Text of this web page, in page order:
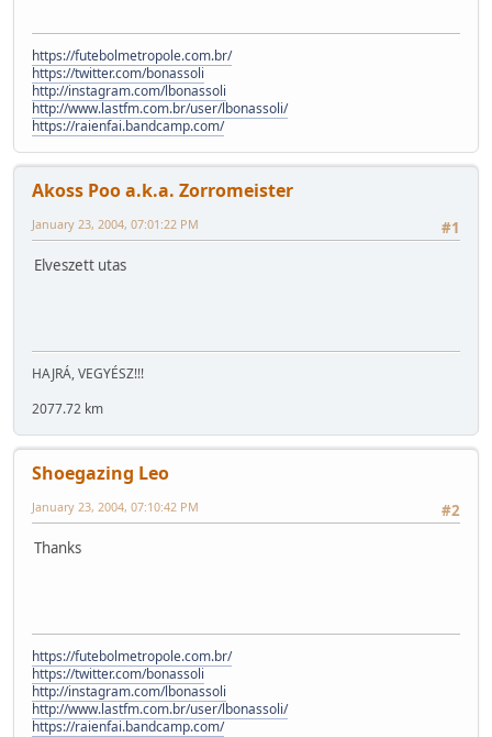
https://futebolmetropole.com.br/
https://twitter.com/bonassoli
http://instagram.com/lbonassoli
http://www.lastfm.com.br/user/lbonassoli/
https://raienfai.bandcamp.com/
Akoss Poo a.k.a. Zorromeister
#1
January 23, 2004, 07:01:22 PM
Elveszett utas
HAJRÁ, VEGYÉSZ!!!
2077.72 km
Shoegazing Leo
#2
January 23, 2004, 07:10:42 PM
Thanks
https://futebolmetropole.com.br/
https://twitter.com/bonassoli
http://instagram.com/lbonassoli
http://www.lastfm.com.br/user/lbonassoli/
https://raienfai.bandcamp.com/